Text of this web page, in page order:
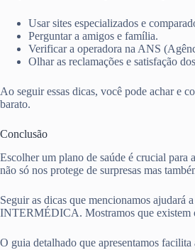
Usar sites especializados e
Perguntar a amigos e família.
Verificar a operadora na ANS
Olhar as reclamações e satisfação
Ao seguir essas dicas, você pode achar e
barato.
Conclusão
Escolher um plano de saúde é crucial para
não só nos protege de surpresas mas
Seguir as dicas que mencionamos
INTERMÉDICA. Mostramos que existem
O guia detalhado que apresentamos